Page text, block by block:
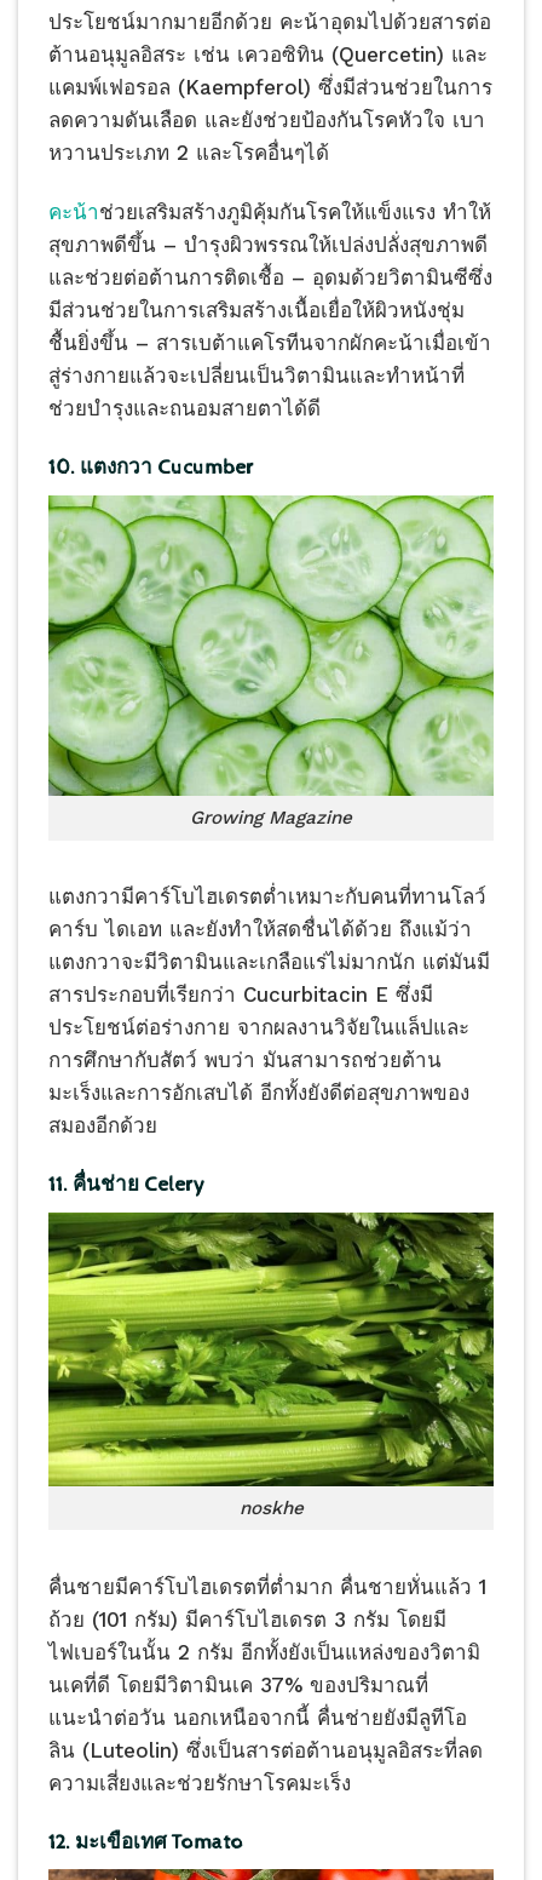
ประโยชน์มากมายอีกด้วย คะน้าอุดมไปด้วยสารต่อ
ต้านอนุมูลอิสระ เช่น เควอซิทิน (Quercetin) และ
แคมพ์เฟอรอล (Kaempferol) ซึ่งมีส่วนช่วยในการ
ลดความดันเลือด และยังช่วยป้องกันโรคหัวใจ เบา
หวานประเภท 2 และโรคอื่นๆได้
คะน้าช่วยเสริมสร้างภูมิคุ้มกันโรคให้แข็งแรง ทำให้
สุขภาพดีขึ้น – บำรุงผิวพรรณให้เปล่งปลั่งสุขภาพดี
และช่วยต่อต้านการติดเชื้อ – อุดมด้วยวิตามินซีซึ่ง
มีส่วนช่วยในการเสริมสร้างเนื้อเยื่อให้ผิวหนังชุ่ม
ชื้นยิ่งขึ้น – สารเบต้าแคโรทีนจากผักคะน้าเมื่อเข้า
สู่ร่างกายแล้วจะเปลี่ยนเป็นวิตามินและทำหน้าที่
ช่วยบำรุงและถนอมสายตาได้ดี
10. แตงกวา Cucumber
Growing Magazine
แตงกวามีคาร์โบไฮเดรตต่ำเหมาะกับคนที่ทานโลว์
คาร์บ ไดเอท และยังทำให้สดชื่นได้ด้วย ถึงแม้ว่า
แตงกวาจะมีวิตามินและเกลือแร่ไม่มากนัก แต่มันมี
สารประกอบที่เรียกว่า Cucurbitacin E ซึ่งมี
ประโยชน์ต่อร่างกาย จากผลงานวิจัยในแล็ปและ
การศึกษากับสัตว์ พบว่า มันสามารถช่วยต้าน
มะเร็งและการอักเสบได้ อีกทั้งยังดีต่อสุขภาพของ
สมองอีกด้วย
11. คื่นช่าย Celery
noskhe
คื่นชายมีคาร์โบไฮเดรตที่ต่ำมาก คื่นชายหั่นแล้ว 1
ถ้วย (101 กรัม) มีคาร์โบไฮเดรต 3 กรัม โดยมี
ไฟเบอร์ในนั้น 2 กรัม อีกทั้งยังเป็นแหล่งของวิตามิ
นเคที่ดี โดยมีวิตามินเค 37% ของปริมาณที่
แนะนำต่อวัน นอกเหนือจากนี้ คื่นช่ายยังมีลูทีโอ
ลิน (Luteolin) ซึ่งเป็นสารต่อต้านอนุมูลอิสระที่ลด
ความเสี่ยงและช่วยรักษาโรคมะเร็ง
12. มะเขือเทศ Tomato